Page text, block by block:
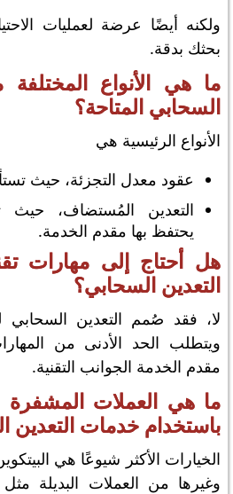
ولكنه أيضًا عرضة لعمليات
بحثك بدقة.
ما هي الأنواع
السحابي المتاحة؟
الأنواع الرئيسية هي
عقود معدل التجزئة، حيث
التعدين المُستضاف، حيث
يحتفظ بها مقدم الخدمة.
هل أحتاج إلى مهارات
التعدين السحابي؟
لا، فقد صُمم التعدين السحابي
ويتطلب الحد الأدنى من
مقدم الخدمة الجوانب التقنية.
ما هي العملات المشفرة
باستخدام خدمات التعدين
الخيارات الأكثر شيوعًا هي